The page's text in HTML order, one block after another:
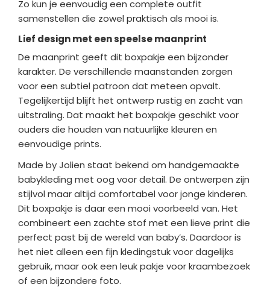
Zo kun je eenvoudig een complete outfit
samenstellen die zowel praktisch als mooi is.
Lief design met een speelse maanprint
De maanprint geeft dit boxpakje een bijzonder
karakter. De verschillende maanstanden zorgen
voor een subtiel patroon dat meteen opvalt.
Tegelijkertijd blijft het ontwerp rustig en zacht van
uitstraling. Dat maakt het boxpakje geschikt voor
ouders die houden van natuurlijke kleuren en
eenvoudige prints.
Made by Jolien staat bekend om handgemaakte
babykleding met oog voor detail. De ontwerpen zijn
stijlvol maar altijd comfortabel voor jonge kinderen.
Dit boxpakje is daar een mooi voorbeeld van. Het
combineert een zachte stof met een lieve print die
perfect past bij de wereld van baby’s. Daardoor is
het niet alleen een fijn kledingstuk voor dagelijks
gebruik, maar ook een leuk pakje voor kraambezoek
of een bijzondere foto.